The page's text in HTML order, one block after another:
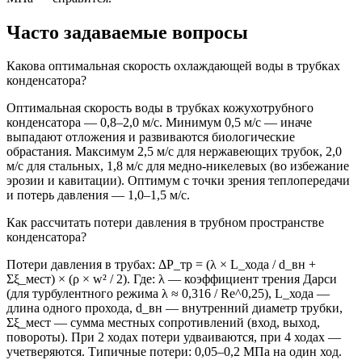
Часто задаваемые вопросы
Какова оптимальная скорость охлаждающей воды в трубках
конденсатора?
Оптимальная скорость воды в трубках кожухотрубного
конденсатора — 0,8–2,0 м/с. Минимум 0,5 м/с — иначе
выпадают отложения и развиваются биологические
обрастания. Максимум 2,5 м/с для нержавеющих трубок, 2,0
м/с для стальных, 1,8 м/с для медно-никелевых (во избежание
эрозии и кавитации). Оптимум с точки зрения теплопередачи
и потерь давления — 1,0–1,5 м/с.
Как рассчитать потери давления в трубном пространстве
конденсатора?
Потери давления в трубах: ΔP_тр = (λ × L_хода / d_вн +
Σξ_мест) × (ρ × w² / 2). Где: λ — коэффициент трения Дарси
(для турбулентного режима λ ≈ 0,316 / Re^0,25), L_хода —
длина одного прохода, d_вн — внутренний диаметр трубки,
Σξ_мест — сумма местных сопротивлений (вход, выход,
повороты). При 2 ходах потери удваиваются, при 4 ходах —
учетверяются. Типичные потери: 0,05–0,2 МПа на один ход.